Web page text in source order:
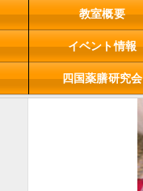
教室概要
イベント情報
四国薬膳研究会